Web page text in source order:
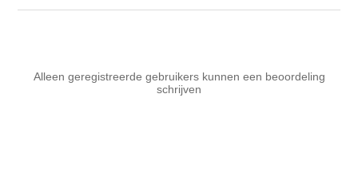
Alleen geregistreerde gebruikers kunnen een beoordeling
schrijven